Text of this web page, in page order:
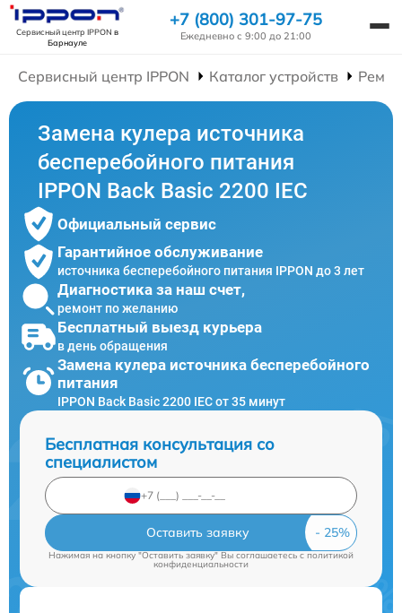
Сервисный центр IPPON в
Барнауле
+7 (800) 301-97-75
Ежедневно с 9:00 до 21:00
Сервисный центр IPPON Каталог устройств
Замена кулера источника
бесперебойного питания
IPPON Back Basic 2200 IEC
Официальный сервис
Гарантийное обслуживание
источника бесперебойного питания IPPON до 3 лет
Диагностика за наш счет,
ремонт по желанию
Бесплатный выезд курьера
в день обращения
Замена кулера источника бесперебойного
питания
IPPON Back Basic 2200 IEC от 35 минут
Бесплатная консультация со
специалистом
Оставить заявку
Нажимая на кнопку "Оставить заявку" Вы соглашаетесь cполитикой
конфиденциальности